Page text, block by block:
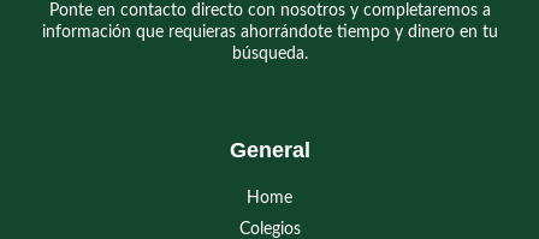
Ponte en contacto directo con nosotros y completaremos a
información que requieras ahorrándote tiempo y dinero en tu
búsqueda.
General
Home
Colegios